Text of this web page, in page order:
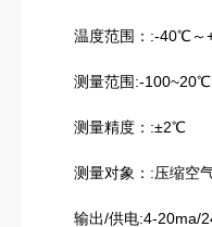
温度范围：:-40℃～
测量范围:-100~20℃
测量精度：:±2℃
测量对象：:压缩空气
输出/供电:4-20ma/